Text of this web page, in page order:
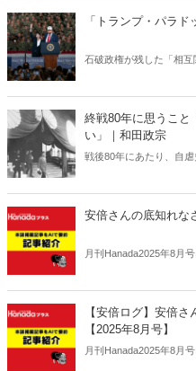
「トランプ・パラ
石破政権が残した「相互
っている。
終戦80年に思うこと
い」｜和田政宗
戦後80年にあたり、自虐
う。しかし、南京戦に
述は公文書に存在しな
安倍さんの底知れな
月刊Hanada2025年8月
【安倍ログ】安倍
【2025年8月号】
月刊Hanada2025年8月